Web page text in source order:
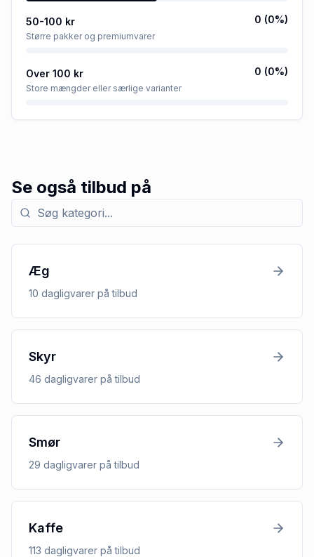
50-100 kr
Større pakker og premiumvarer
0 (0%)
Over 100 kr
Store mængder eller særlige varianter
0 (0%)
Se også tilbud på
Søg efter kategori med tilbud
Æg
10 dagligvarer på tilbud
Skyr
46 dagligvarer på tilbud
Smør
29 dagligvarer på tilbud
Kaffe
113 dagligvarer på tilbud